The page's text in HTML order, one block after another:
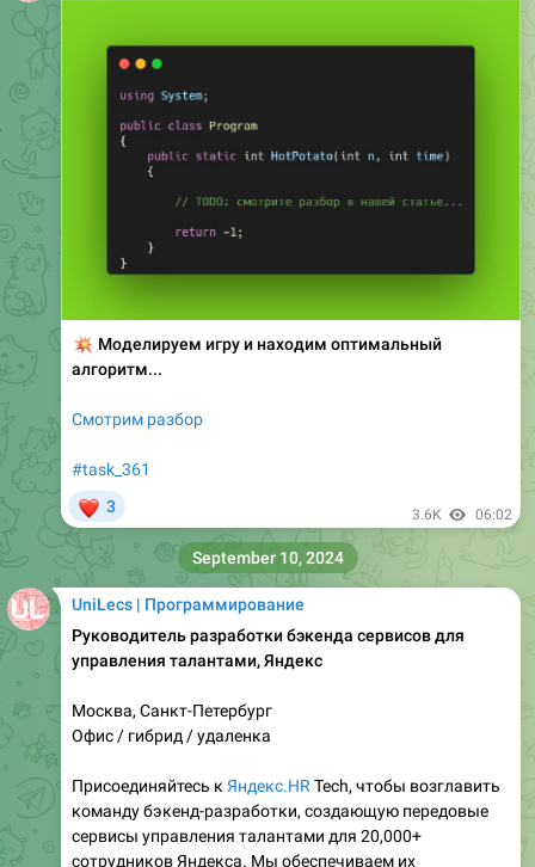
Моделируем игру и находим оптимальный
алгоритм...
Смотрим разбор
#task_361
3 3.6K 06:02
UniLecs | Программирование
Руководитель разработки бэкенда сервисов для
управления талантами, Яндекс
Москва, Санкт-Петербург
Офис / гибрид / удаленка
Присоединяйтесь кЯндекс.HRTech, чтобы возглавить
команду бэкенд-разработки, создающую передовые
сервисы управления талантами для 20,000+
сотрудников Яндекса. Мы обеспечиваем их
September 10, 2024